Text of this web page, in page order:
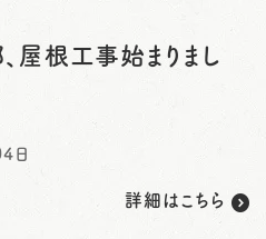
根工事始まりまし
日
詳細はこちら